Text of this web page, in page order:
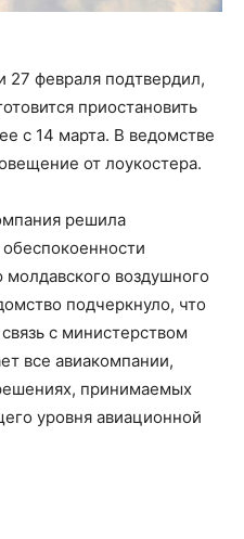
27 февраля подтвердил,
приостановить
с 14 марта. В ведомстве
от лоукостера.
решила
воздушного
подчеркнуло, что
с министерством
все авиакомпании,
принимаемых
уровня авиационной